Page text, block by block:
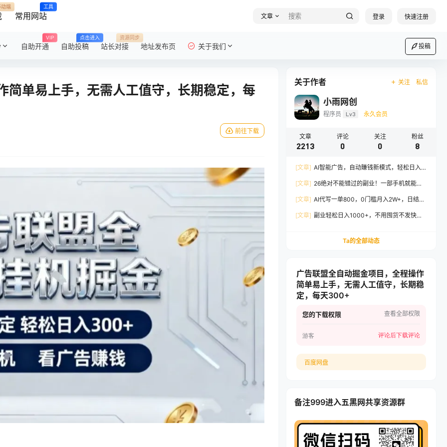
动端
常用网站
工具
文章 登录 快速注册
自助开通
VIP
自助投稿
点击进入
站长对接
资源同步
地址发布页 关于我们 投稿
简单易上手，无需人工值守，长期稳定，每
前往下载
关于作者 关注 私信
小雨网创
程序员 Lv3 永久会员
文章
2213
评论
0
关注
0
粉丝
8
[文章] AI智能广告，自动賺钱新模式，轻松日入
[文章] 26绝对不能错过的副业！一部手机就能操
[文章] AI代写一单800，0门槛月入2W+，日结不
[文章] 副业轻松日入1000+，不用囤货不发快
Ta的全部动态
广告联盟全自动掘金项目，全程操作
简单易上手，无需人工值守，长期稳
定，每天300+
您的下载权限 查看全部权限
游客 评论后下载评论
百度网盘
备注999进入五黑网共享资源群